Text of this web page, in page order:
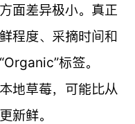
面差异极小。真正
程度、采摘时间和
标签。
地草莓，可能比从
新鲜。